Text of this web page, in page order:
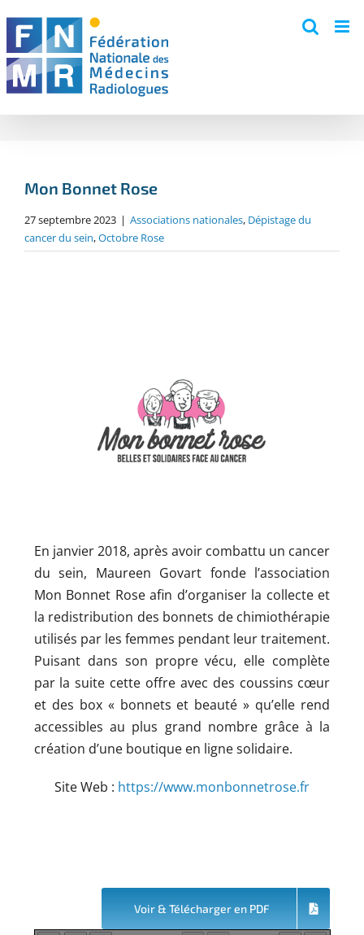
content
Mon Bonnet Rose
27 septembre 2023 | Associations nationales, Dépistage du
cancer du sein,Octobre Rose
En janvier 2018, après avoir combattu un cancer
du sein, Maureen Govart fonde l’association
Mon Bonnet Rose afin d’organiser la collecte et
la redistribution des bonnets de chimiothérapie
utilisés par les femmes pendant leur traitement.
Puisant dans son propre vécu, elle complète
par la suite cette offre avec des coussins cœur
et des box « bonnets et beauté » qu’elle rend
accessibles au plus grand nombre grâce à la
création d’une boutique en ligne solidaire.
Site Web : https://www.monbonnetrose.fr
Voir & Télécharger en PDF